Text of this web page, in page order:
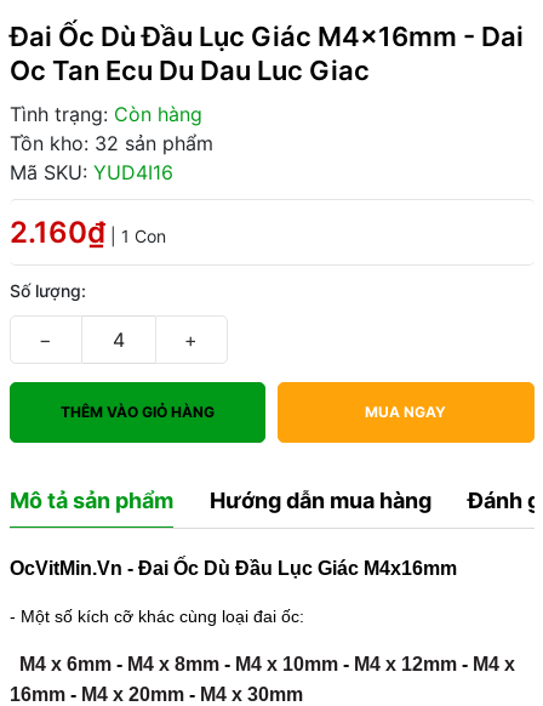
Đai Ốc Dù Đầu Lục Giác M4x16mm - Dai
Oc Tan Ecu Du Dau Luc Giac
Tình trạng: Còn hàng
Tồn kho: 32 sản phẩm
Mã SKU: YUD4I16
2.160₫ | 1 Con
Số lượng:
− +
THÊM VÀO GIỎ HÀNG MUA NGAY
Mô tả sản phẩm Hướng dẫn mua hàng Đánh
OcVitMin.Vn - Đai Ốc Dù Đầu Lục Giác M4x16mm
- Một số kích cỡ khác cùng loại đai ốc:
M4 x 6mm- M4 x 8mm- M4 x 10mm- M4 x 12mm- M4 x
16mm- M4 x 20mm- M4 x 30mm